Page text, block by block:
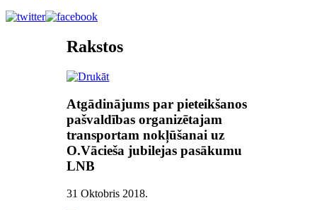
Rakstos
Atgādinājums par pieteikšanos
pašvaldības organizētajam
transportam nokļūšanai uz
O.Vācieša jubilejas pasākumu
LNB
31 Oktobris 2018.